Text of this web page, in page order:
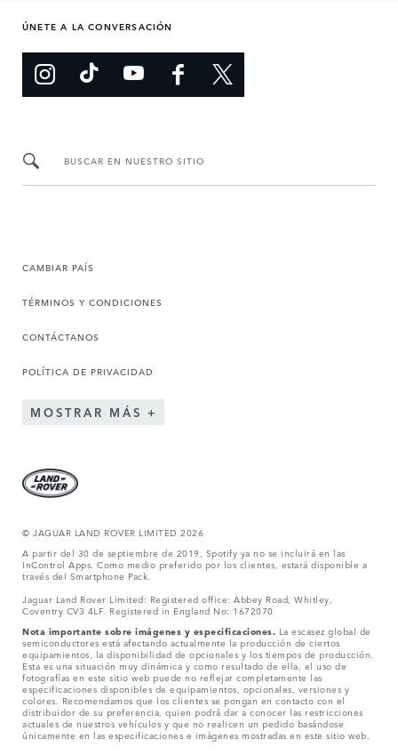
ÚNETE A LA CONVERSACIÓN
BUSCAR EN NUESTRO SITIO
CAMBIAR PAÍS
TÉRMINOS Y CONDICIONES
CONTÁCTANOS
POLÍTICA DE PRIVACIDAD
MOSTRAR MÁS
© JAGUAR LAND ROVER LIMITED 2026
A partir del 30 de septiembre de 2019, Spotify ya no se incluirá en las
InControl Apps. Como medio preferido por los clientes, estará disponible a
través del Smartphone Pack.
Jaguar Land Rover Limited: Registered office: Abbey Road, Whitley,
Coventry CV3 4LF. Registered in England No: 1672070
Nota importante sobre imágenes y especificaciones. La escasez global de
semiconductores está afectando actualmente la producción de ciertos
equipamientos, la disponibilidad de opcionales y los tiempos de producción.
Esta es una situación muy dinámica y como resultado de ella, el uso de
fotografías en este sitio web puede no reflejar completamente las
especificaciones disponibles de equipamientos, opcionales, versiones y
colores. Recomendamos que los clientes se pongan en contacto con el
distribuidor de su preferencia, quien podrá dar a conocer las restricciones
actuales de nuestros vehículos y que no realicen un pedido basándose
únicamente en las especificaciones e imágenes mostradas en este sitio web.